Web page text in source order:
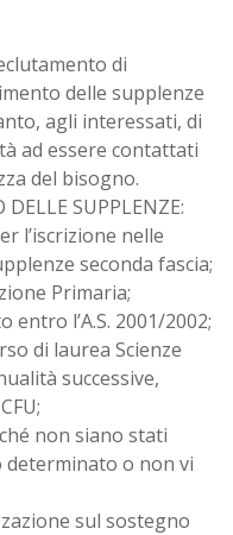
di
delle supplenze
agli interessati, di
ad essere contattati
del bisogno.
DELLE SUPPLENZE:
l’iscrizione nelle
seconda fascia;
Primaria;
l’A.S. 2001/2002;
di laurea Scienze
successive,
non siano stati
o non vi
sul sostegno